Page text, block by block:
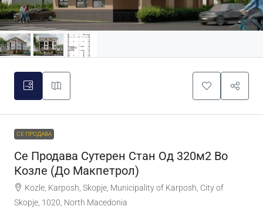
СЕ ПРОДАВА
Се Продава Сутерен Стан Од 320м2 Во
Козле (До Макпетрол)
Kozle, Karposh, Skopje, Municipality of Karposh, City of
Skopje, 1020, North Macedonia